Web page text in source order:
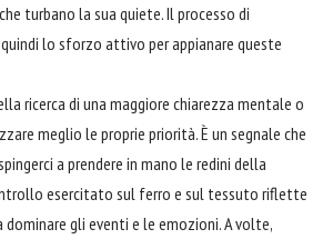
turbano la sua quiete. Il processo di
lo sforzo attivo per appianare queste
ricerca di una maggiore chiarezza mentale o
meglio le proprie priorità. È un segnale che
a prendere in mano le redini della
esercitato sul ferro e sul tessuto riflette
gli eventi e le emozioni. A volte,